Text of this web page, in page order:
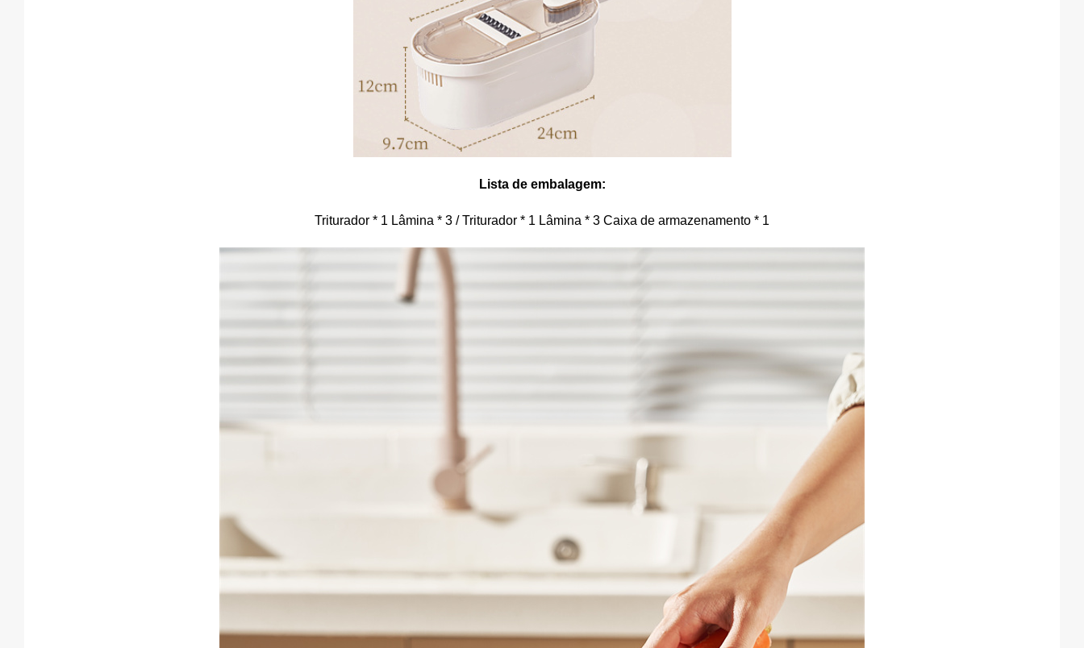
Lista de embalagem:
Triturador * 1 Lâmina * 3 / Triturador * 1 Lâmina * 3 Caixa de armazenamento * 1